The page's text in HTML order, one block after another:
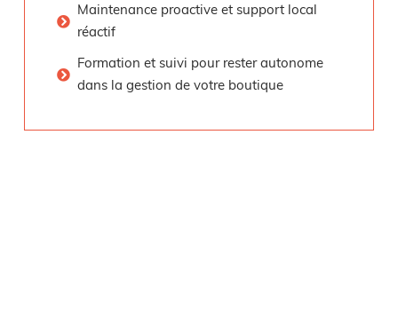
Maintenance proactive et support local
réactif
Formation et suivi pour rester autonome
dans la gestion de votre boutique